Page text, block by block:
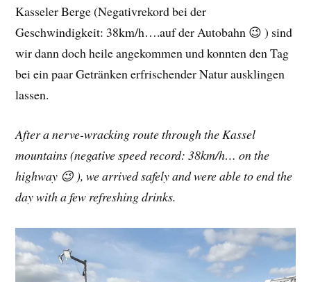
Kasseler Berge (Negativrekord bei der
Geschwindigkeit: 38km/h….auf der Autobahn 😉 ) sind
wir dann doch heile angekommen und konnten den Tag
bei ein paar Getränken erfrischender Natur ausklingen
lassen.
After a nerve-wracking route through the Kassel
mountains (negative speed record: 38km/h… on the
highway 😉 ), we arrived safely and were able to end the
day with a few refreshing drinks.